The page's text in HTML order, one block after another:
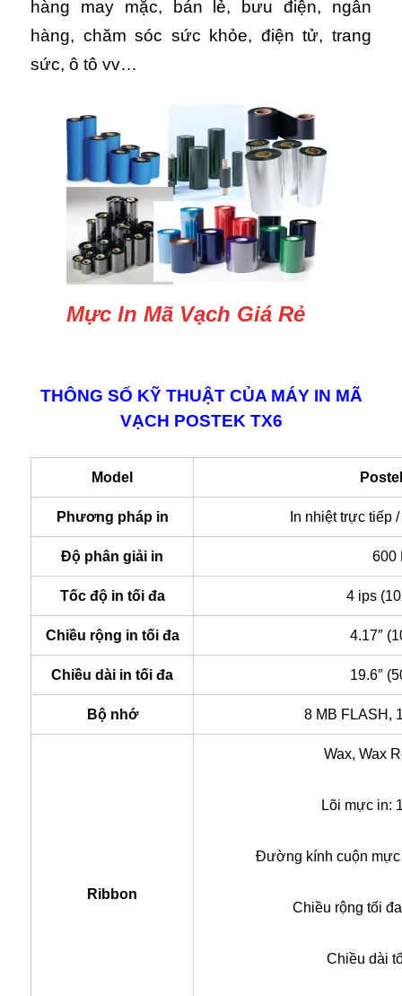
hàng may mặc, bán lẻ, bưu điện, ngân
hàng, chăm sóc sức khỏe, điện tử, trang
sức, ô tô vv…
Mực In Mã Vạch Giá Rẻ
THÔNG SỐ KỸ THUẬT CỦA MÁY IN MÃ
VẠCH POSTEK TX6
Model
Phương pháp in In nhiệt trực tiếp
Độ phân giải in 600
Tốc độ in tối đa 4 ips
Chiều rộng in tối đa 4.17″
Chiều dài in tối đa 19.6″
Bộ nhớ 8 MB FLASH,
Ribbon
Wax, Wax
Lõi mực in:
Đường kính cuộn mực
Chiều rộng tối
Chiều dài